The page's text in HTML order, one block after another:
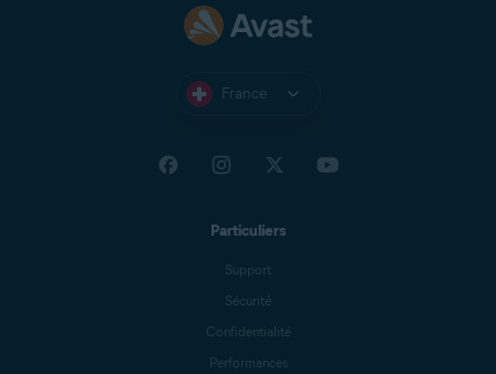
France
Particuliers
Support
Sécurité
Confidentialité
Performances